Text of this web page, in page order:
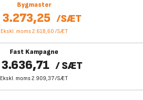
Bygmaster
3.273,25 /SÆT
Ekskl. moms 2.618,60 /SÆT
Fast Kampagne
3.636,71 /SÆT
Ekskl. moms 2.909,37/SÆT